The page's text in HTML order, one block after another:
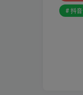
# 抖音